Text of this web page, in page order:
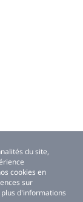
du site,
cookies en
sur
d'informations